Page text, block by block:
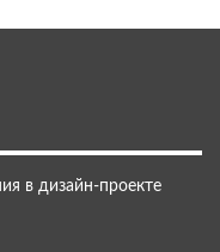
в дизайн-проекте